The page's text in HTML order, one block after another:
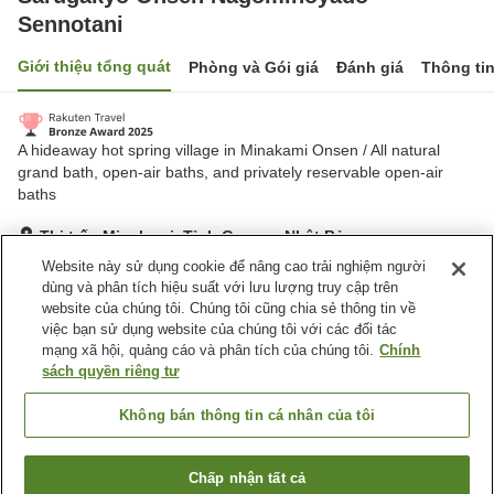
Sennotani
Giới thiệu tổng quát Phòng và Gói giá Đánh giá Thông
A hideaway hot spring village in Minakami Onsen / All natural
grand bath, open-air baths, and privately reservable open-air
baths
Thị trấn Minakami, Tỉnh Gunma, Nhật Bản
Hiển thị trên bản đồ
Tuyệt vời Đánh giá:1,398lượt
Tiện nghi chỗ nghỉ
Bãi đỗ xe
Xông hơi
Nhà hàng
Tỉnh Gunma
Sarugakyo Onsen Nagominoyado Sennotani
Tìm phòng trống
Website này sử dụng cookie để nâng cao trải nghiệm người
dùng và phân tích hiệu suất với lưu lượng truy cập trên
website của chúng tôi. Chúng tôi cũng chia sẻ thông tin về
việc bạn sử dụng website của chúng tôi với các đối tác
mạng xã hội, quảng cáo và phân tích của chúng tôi. Chính
sách quyền riêng tư
Không bán thông tin cá nhân của tôi
Chấp nhận tất cả